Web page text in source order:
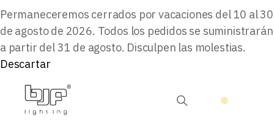
Permaneceremos cerrados por vacaciones del 10 al 30
de agosto de 2026. Todos los pedidos se suministrarán
a partir del 31 de agosto. Disculpen las molestias.
Descartar